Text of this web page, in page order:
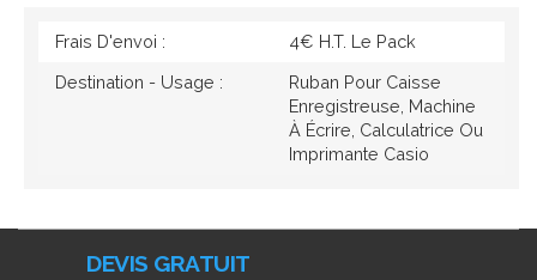
Frais D'envoi : 4€ H.T. Le Pack
Destination - Usage :
Ruban Pour Caisse
Enregistreuse, Machine
À Écrire, Calculatrice Ou
Imprimante Casio
DEVIS GRATUIT